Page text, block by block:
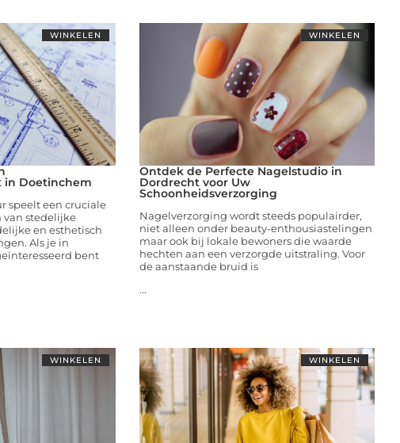
WINKELEN
in Doetinchem
speelt een cruciale
van stedelijke
en esthetisch
Als je in
bent
WINKELEN
Ontdek de Perfecte Nagelstudio in
Dordrecht voor Uw
Schoonheidsverzorging
Nagelverzorging wordt steeds populairder,
niet alleen onder beauty-enthousiastelingen
maar ook bij lokale bewoners die waarde
hechten aan een verzorgde uitstraling. Voor
de aanstaande bruid is
...
WINKELEN WINKELEN